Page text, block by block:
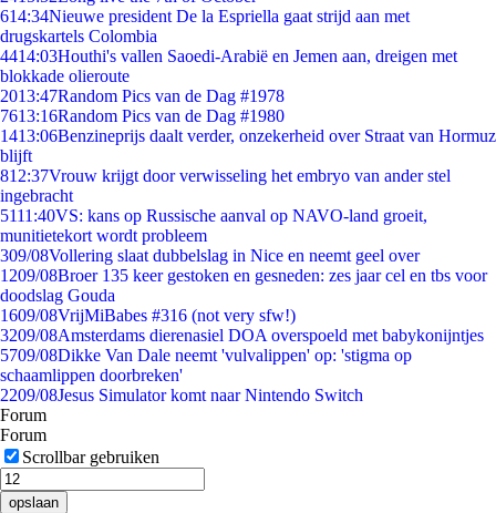
614:34Nieuwe president De la Espriella gaat strijd aan met
drugskartels Colombia
4414:03Houthi's vallen Saoedi-Arabië en Jemen aan, dreigen met
blokkade olieroute
2013:47Random Pics van de Dag #1978
7613:16Random Pics van de Dag #1980
1413:06Benzineprijs daalt verder, onzekerheid over Straat van Hormuz
blijft
812:37Vrouw krijgt door verwisseling het embryo van ander stel
ingebracht
5111:40VS: kans op Russische aanval op NAVO-land groeit,
munitietekort wordt probleem
309/08Vollering slaat dubbelslag in Nice en neemt geel over
1209/08Broer 135 keer gestoken en gesneden: zes jaar cel en tbs voor
doodslag Gouda
1609/08VrijMiBabes #316 (not very sfw!)
3209/08Amsterdams dierenasiel DOA overspoeld met babykonijntjes
5709/08Dikke Van Dale neemt 'vulvalippen' op: 'stigma op
schaamlippen doorbreken'
2209/08Jesus Simulator komt naar Nintendo Switch
Forum
Forum
Scrollbar gebruiken
opslaan